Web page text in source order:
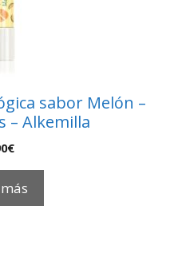
sabor Melón –
– Alkemilla
€